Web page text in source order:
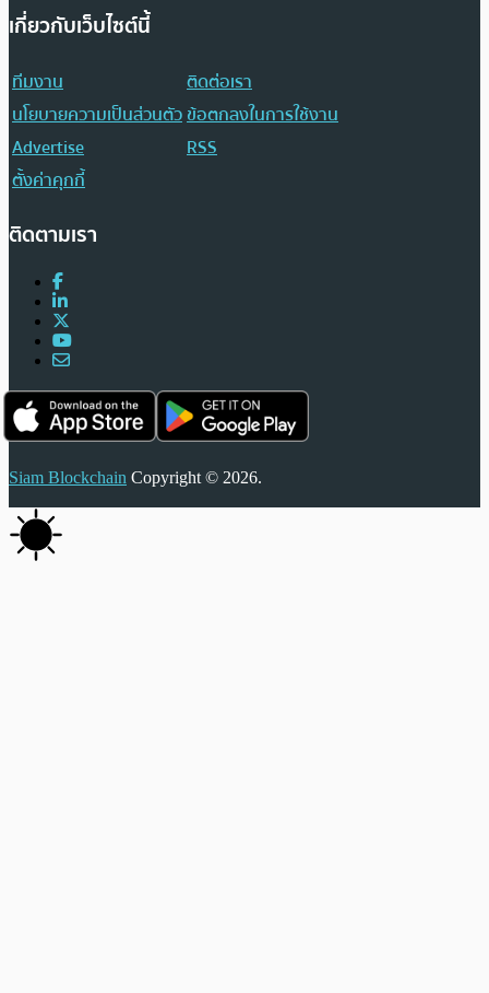
เกี่ยวกับเว็บไซต์นี้
ทีมงาน
ติดต่อเรา
นโยบายความเป็นส่วนตัวข้อตกลงในการใช้งาน
Advertise
RSS
ตั้งค่าคุกกี้
ติดตามเรา
Siam Blockchain Copyright © 2026.